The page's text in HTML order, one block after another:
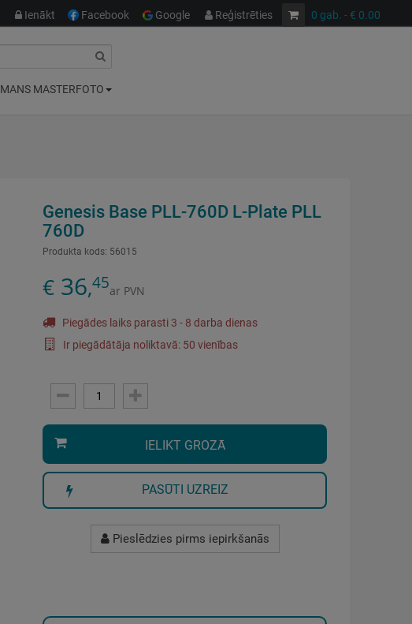
0 gab. - € 0.00
Ienākt Facebook Google Reģistrēties
MANS MASTERFOTO
Genesis Base PLL-760D L-Plate PLL
760D
Produkta kods: 56015
€ 36,45ar PVN
Piegādes laiks parasti 3 - 8 darba dienas
Ir piegādātāja noliktavā: 50 vienības
IELIKT GROZĀ
PASŪTI UZREIZ
Pieslēdzies pirms iepirkšanās